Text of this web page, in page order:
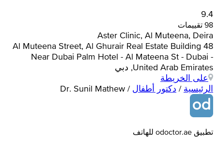
9.4
98 تقييمات
Aster Clinic, Al Muteena, Deira
48 Al Muteena Street, Al Ghurair Real Estate Building
Near Dubai Palm Hotel - Al Mateena St - Dubai -
United Arab Emirates, دبي
على الخريطة
الرئيسية / دكتور أطفال /
Dr. Sunil Mathew
تطبيق odoctor.ae للهاتف